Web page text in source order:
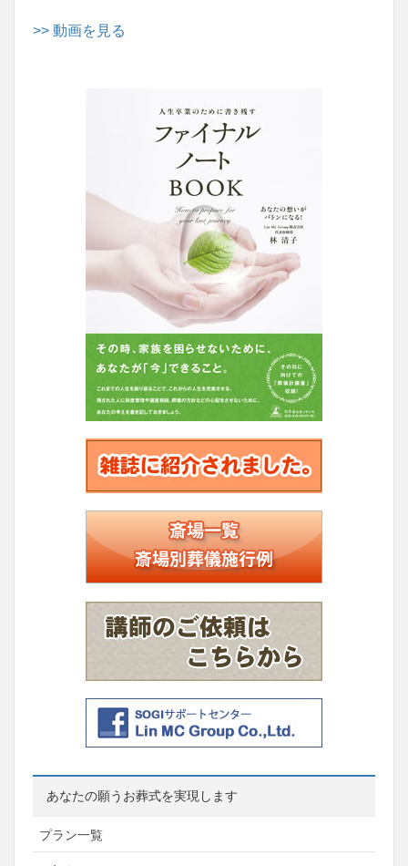
>> 動画を見る
あなたの願うお葬式を実現します
プラン一覧